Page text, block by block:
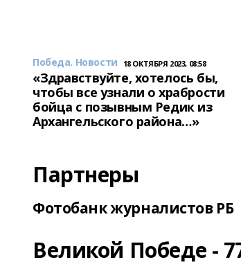
Победа. Новости 18 ОКТЯБРЯ 2023, 08:58
«Здравствуйте, хотелось бы,
чтобы все узнали о храбрости
бойца с позывным Редик из
Архангельского района…»
Партнеры
Фотобанк журналистов РБ
Великой Победе -